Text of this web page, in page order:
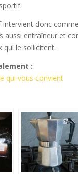
intervient donc
aussi entraîneur et
qui le sollicitent.
:
qui vous convient